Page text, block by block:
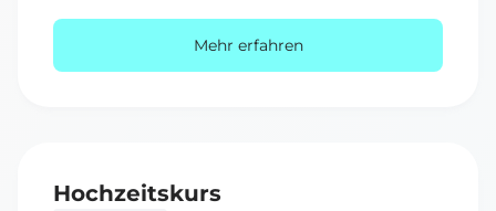
Mehr erfahren
Hochzeitskurs